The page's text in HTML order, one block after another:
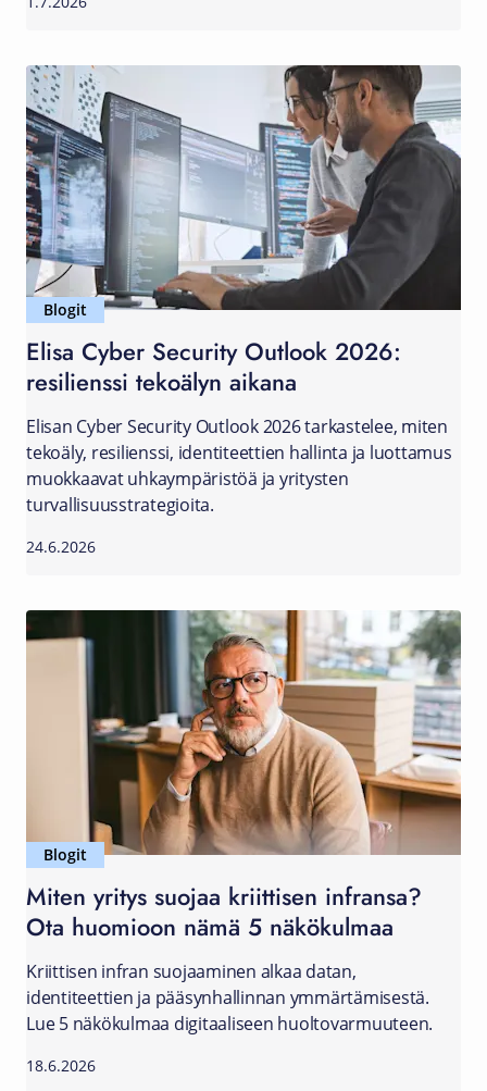
Blogit
Elisa Cyber Security Outlook 2026:
resilienssi tekoälyn aikana
Elisan Cyber Security Outlook 2026 tarkastelee, miten
tekoäly, resilienssi, identiteettien hallinta ja luottamus
muokkaavat uhkaympäristöä ja yritysten
turvallisuusstrategioita.
24.6.2026
Blogit
Miten yritys suojaa kriittisen infransa?
Ota huomioon nämä 5 näkökulmaa
Kriittisen infran suojaaminen alkaa datan,
identiteettien ja pääsynhallinnan ymmärtämisestä.
Lue 5 näkökulmaa digitaaliseen huoltovarmuuteen.
18.6.2026